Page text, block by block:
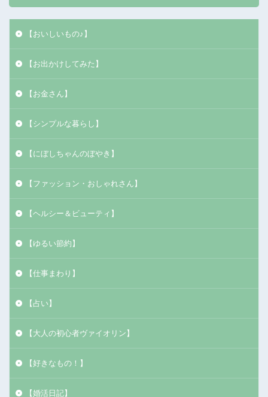
【おいしいもの♪】
【お出かけしてみた】
【お金さん】
【シンプルな暮らし】
【にぼしちゃんのぼやき】
【ファッション・おしゃれさん】
【ヘルシー＆ビューティ】
【ゆるい節約】
【仕事まわり】
【占い】
【大人の初心者ヴァイオリン】
【好きなもの！】
【婚活日記】